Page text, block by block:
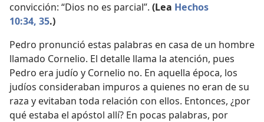
convicción: “Dios no es parcial”. (Lea Hechos
10:34, 35.)
Pedro pronunció estas palabras en casa de un hombre
llamado Cornelio. El detalle llama la atención, pues
Pedro era judío y Cornelio no. En aquella época, los
judíos consideraban impuros a quienes no eran de su
raza y evitaban toda relación con ellos. Entonces, ¿por
qué estaba el apóstol allí? En pocas palabras, por